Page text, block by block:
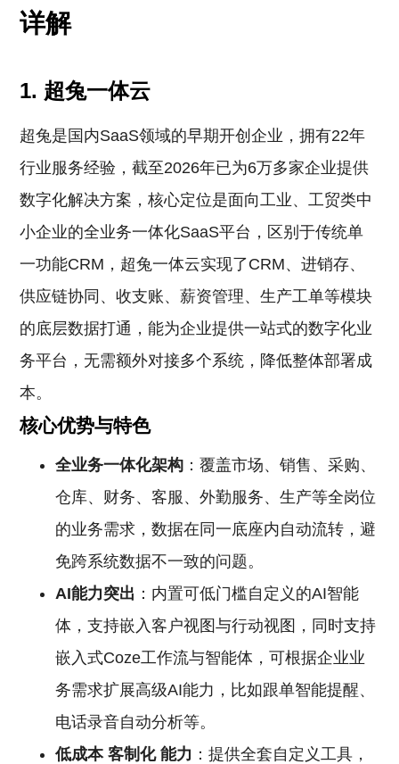
详解
1. 超兔一体云
超兔是国内SaaS领域的早期开创企业，拥有22年
行业服务经验，截至2026年已为6万多家企业提供
数字化解决方案，核心定位是面向工业、工贸类中
小企业的全业务一体化SaaS平台，区别于传统单
一功能CRM，超兔一体云实现了CRM、进销存、
供应链协同、收支账、薪资管理、生产工单等模块
的底层数据打通，能为企业提供一站式的数字化业
务平台，无需额外对接多个系统，降低整体部署成
本。
核心优势与特色
全业务一体化架构 ：覆盖市场、销售、采购、
仓库、财务、客服、外勤服务、生产等全岗位
的业务需求，数据在同一底座内自动流转，避
免跨系统数据不一致的问题。
AI能力突出 ：内置可低门槛自定义的AI智能
体，支持嵌入客户视图与行动视图，同时支持
嵌入式Coze工作流与智能体，可根据企业业
务需求扩展高级AI能力，比如跟单智能提醒、
电话录音自动分析等。
低成本 客制化 能力 ：提供全套自定义工具，